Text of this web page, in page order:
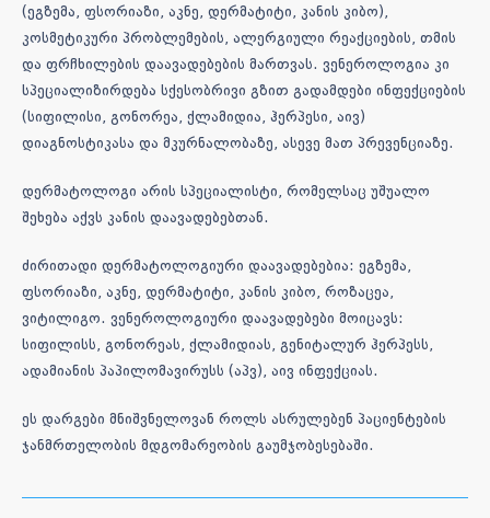
(ეგზემა, ფსორიაზი, აკნე, დერმატიტი, კანის კიბო),
კოსმეტიკური პრობლემების, ალერგიული რეაქციების, თმის
და ფრჩხილების დაავადებების მართვას. ვენეროლოგია კი
სპეციალიზირდება სქესობრივი გზით გადამდები ინფექციების
(სიფილისი, გონორეა, ქლამიდია, ჰერპესი, აივ)
დიაგნოსტიკასა და მკურნალობაზე, ასევე მათ პრევენციაზე.
დერმატოლოგი არის სპეციალისტი, რომელსაც უშუალო
შეხება აქვს კანის დაავადებებთან.
ძირითადი დერმატოლოგიური დაავადებებია: ეგზემა,
ფსორიაზი, აკნე, დერმატიტი, კანის კიბო, როზაცეა,
ვიტილიგო. ვენეროლოგიური დაავადებები მოიცავს:
სიფილისს, გონორეას, ქლამიდიას, გენიტალურ ჰერპესს,
ადამიანის პაპილომავირუსს (აპვ), აივ ინფექციას.
ეს დარგები მნიშვნელოვან როლს ასრულებენ პაციენტების
ჯანმრთელობის მდგომარეობის გაუმჯობესებაში.